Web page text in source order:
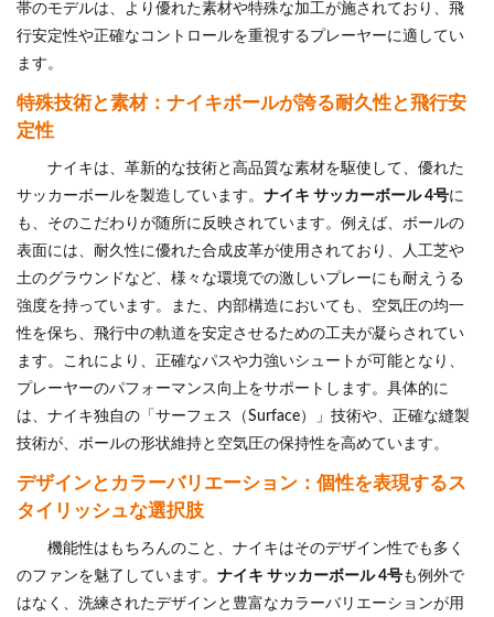
帯のモデルは、より優れた素材や特殊な加工が施されており、飛
行安定性や正確なコントロールを重視するプレーヤーに適してい
ます。
特殊技術と素材：ナイキボールが誇る耐久性と飛行安
定性
ナイキは、革新的な技術と高品質な素材を駆使して、優れた
サッカーボールを製造しています。 ナイキ サッカーボール 4号に
も、そのこだわりが随所に反映されています。例えば、ボールの
表面には、耐久性に優れた合成皮革が使用されており、人工芝や
土のグラウンドなど、様々な環境での激しいプレーにも耐えうる
強度を持っています。また、内部構造においても、空気圧の均一
性を保ち、飛行中の軌道を安定させるための工夫が凝らされてい
ます。これにより、正確なパスや力強いシュートが可能となり、
プレーヤーのパフォーマンス向上をサポートします。具体的に
は、ナイキ独自の「サーフェス（Surface）」技術や、正確な縫製
技術が、ボールの形状維持と空気圧の保持性を高めています。
デザインとカラーバリエーション：個性を表現するス
タイリッシュな選択肢
機能性はもちろんのこと、ナイキはそのデザイン性でも多く
のファンを魅了しています。 ナイキ サッカーボール 4号も例外で
はなく、洗練されたデザインと豊富なカラーバリエーションが用